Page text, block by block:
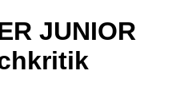
JUNIOR